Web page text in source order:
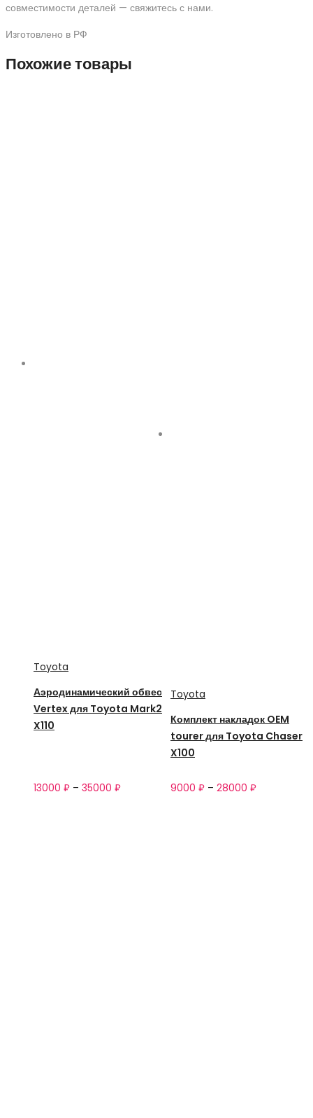
совместимости деталей — свяжитесь с нами.
Изготовлено в РФ
Похожие товары
Toyota
Аэродинамический обвес
Vertex для Toyota Mark2
X110
13000 ₽ – 35000 ₽
Toyota
Комплект накладок OEM
tourer для Toyota Chaser
X100
9000 ₽ – 28000 ₽